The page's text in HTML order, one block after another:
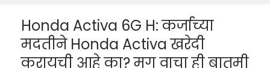
Honda Activa 6G H: कर्जाच्या
मदतीने Honda Activa खरेदी
करायची आहे का? मग वाचा ही बातमी